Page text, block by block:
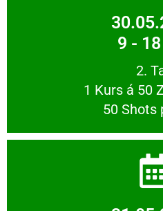
9 -
2.
1 Kurs á 50
50 Shots